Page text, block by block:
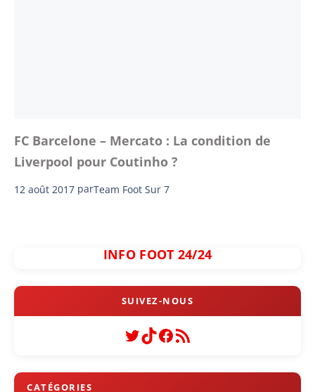
FC Barcelone – Mercato : La condition de
Liverpool pour Coutinho ?
12 août 2017 parTeam Foot Sur 7
INFO FOOT 24/24
Twitter
TikTok
Facebook
Flux RSS